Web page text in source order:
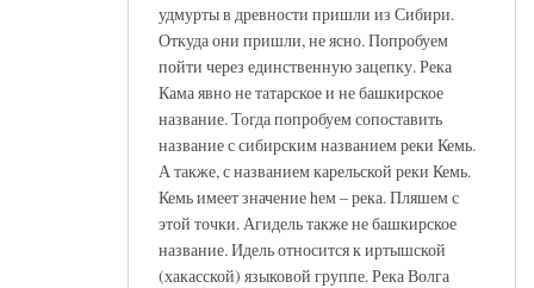
удмурты в древности пришли из Сибири.
Откуда они пришли, не ясно. Попробуем
пойти через единственную зацепку. Река
Кама явно не татарское и не башкирское
название. Тогда попробуем сопоставить
название с сибирским названием реки Кемь.
А также, с названием карельской реки Кемь.
Кемь имеет значение hем – река. Пляшем с
этой точки. Агидель также не башкирское
название. Идель относится к иртышской
(хакасской) языковой группе. Река Волга